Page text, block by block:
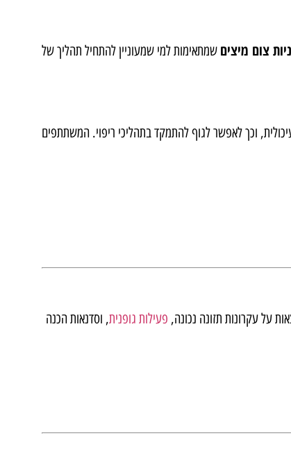
צום מיצים שמתאימות למי שמעוניין להתחיל תהליך של
וכך לאפשר לגוף להתמקד בתהליכי ריפוי. המשתתפים
על עקרונות תזונה נכונה, פעילות גופנית, וסדנאות הכנה